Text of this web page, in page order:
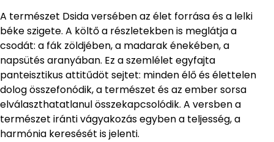
A természet Dsida versében az élet forrása és a lelki
béke szigete. A költő a részletekben is meglátja a
csodát: a fák zöldjében, a madarak énekében, a
napsütés aranyában. Ez a szemlélet egyfajta
panteisztikus attitűdöt sejtet: minden élő és élettelen
dolog összefonódik, a természet és az ember sorsa
elválaszthatatlanul összekapcsolódik. A versben a
természet iránti vágyakozás egyben a teljesség, a
harmónia keresését is jelenti.